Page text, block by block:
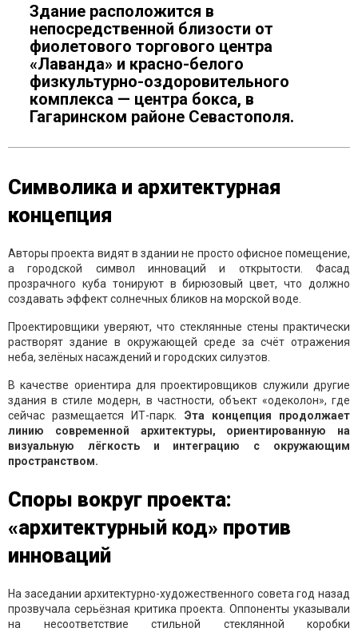
Здание расположится в
непосредственной близости от
фиолетового торгового центра
«Лаванда» и красно-белого
физкультурно-оздоровительного
комплекса — центра бокса, в
Гагаринском районе Севастополя.
Символика и архитектурная
концепция
Авторы проекта видят в здании не просто офисное помещение,
а городской символ инноваций и открытости. Фасад
прозрачного куба тонируют в бирюзовый цвет, что должно
создавать эффект солнечных бликов на морской воде.
Проектировщики уверяют, что стеклянные стены практически
растворят здание в окружающей среде за счёт отражения
неба, зелёных насаждений и городских силуэтов.
В качестве ориентира для проектировщиков служили другие
здания в стиле модерн, в частности, объект «одеколон», где
сейчас размещается ИТ-парк. Эта концепция продолжает
линию современной архитектуры, ориентированную на
визуальную лёгкость и интеграцию с окружающим
пространством.
Споры вокруг проекта:
«архитектурный код» против
инноваций
На заседании архитектурно-художественного совета год назад
прозвучала серьёзная критика проекта. Оппоненты указывали
на несоответствие стильной стеклянной коробки